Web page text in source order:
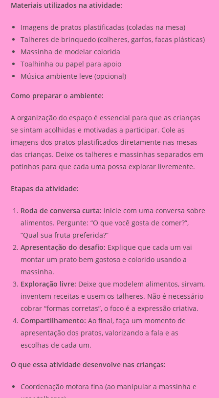
Materiais utilizados na atividade:
Imagens de pratos plastificadas (coladas na mesa)
Talheres de brinquedo (colheres, garfos, facas plásticas)
Massinha de modelar colorida
Toalhinha ou papel para apoio
Música ambiente leve (opcional)
Como preparar o ambiente:
A organização do espaço é essencial para que as crianças
se sintam acolhidas e motivadas a participar. Cole as
imagens dos pratos plastificados diretamente nas mesas
das crianças. Deixe os talheres e massinhas separados em
potinhos para que cada uma possa explorar livremente.
Etapas da atividade:
Roda de conversa curta: Inicie com uma conversa sobre
alimentos. Pergunte: “O que você gosta de comer?”,
“Qual sua fruta preferida?”
Apresentação do desafio: Explique que cada um vai
montar um prato bem gostoso e colorido usando a
massinha.
Exploração livre: Deixe que modelem alimentos, sirvam,
inventem receitas e usem os talheres. Não é necessário
cobrar “formas corretas”, o foco é a expressão criativa.
Compartilhamento: Ao final, faça um momento de
apresentação dos pratos, valorizando a fala e as
escolhas de cada um.
O que essa atividade desenvolve nas crianças:
Coordenação motora fina (ao manipular a massinha e